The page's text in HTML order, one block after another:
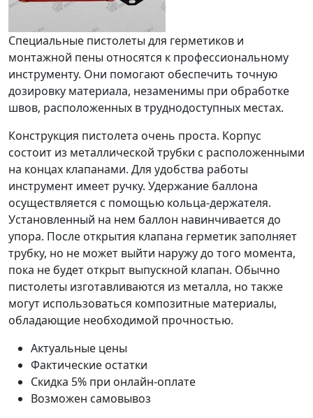
Специальные пистолеты для герметиков и
монтажной пены относятся к профессиональному
инструменту. Они помогают обеспечить точную
дозировку материала, незаменимы при обработке
швов, расположенных в труднодоступных местах.
Конструкция пистолета очень проста. Корпус
состоит из металлической трубки с расположенными
на концах клапанами. Для удобства работы
инструмент имеет ручку. Удержание баллона
осуществляется с помощью кольца-держателя.
Установленный на нем баллон навинчивается до
упора. После открытия клапана герметик заполняет
трубку, но не может выйти наружу до того момента,
пока не будет открыт выпускной клапан. Обычно
пистолеты изготавливаются из металла, но также
могут использоваться композитные материалы,
обладающие необходимой прочностью.
Актуальные цены
Фактические остатки
Скидка 5% при онлайн-оплате
Возможен самовывоз